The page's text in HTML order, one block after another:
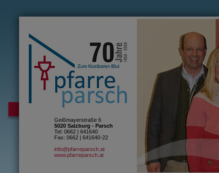
Geißmayerstraße 6
5020 Salzburg - Parsch
Tel: 0662 | 641640
Fax: 0662 | 641640-22
info@pfarreparsch.at
www.pfarreparsch.at